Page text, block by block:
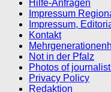
Hilfe-Anfragen
Impressum
Impressum,
Kontakt
Not in der Pfalz
Photos of
Privacy Policy
Redaktion